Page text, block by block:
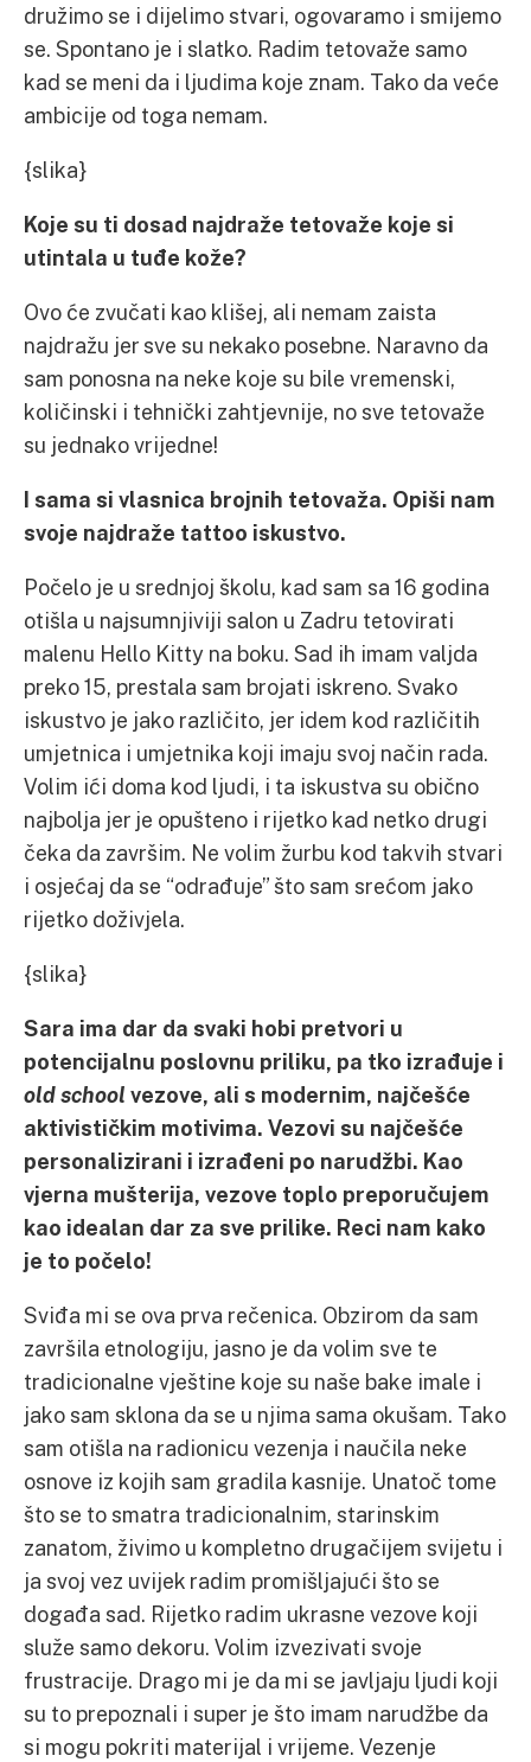
družimo se i dijelimo stvari, ogovaramo i smijemo
se. Spontano je i slatko. Radim tetovaže samo
kad se meni da i ljudima koje znam. Tako da veće
ambicije od toga nemam.
{slika}
Koje su ti dosad najdraže tetovaže koje si
utintala u tuđe kože?
Ovo će zvučati kao klišej, ali nemam zaista
najdražu jer sve su nekako posebne. Naravno da
sam ponosna na neke koje su bile vremenski,
količinski i tehnički zahtjevnije, no sve tetovaže
su jednako vrijedne!
I sama si vlasnica brojnih tetovaža. Opiši nam
svoje najdraže tattoo iskustvo.
Počelo je u srednjoj školu, kad sam sa 16 godina
otišla u najsumnjiviji salon u Zadru tetovirati
malenu Hello Kitty na boku. Sad ih imam valjda
preko 15, prestala sam brojati iskreno. Svako
iskustvo je jako različito, jer idem kod različitih
umjetnica i umjetnika koji imaju svoj način rada.
Volim ići doma kod ljudi, i ta iskustva su obično
najbolja jer je opušteno i rijetko kad netko drugi
čeka da završim. Ne volim žurbu kod takvih stvari
i osjećaj da se “odrađuje” što sam srećom jako
rijetko doživjela.
{slika}
Sara ima dar da svaki hobi pretvori u
potencijalnu poslovnu priliku, pa tko izrađuje i
old school vezove, ali s modernim, najčešće
aktivističkim motivima. Vezovi su najčešće
personalizirani i izrađeni po narudžbi. Kao
vjerna mušterija, vezove toplo preporučujem
kao idealan dar za sve prilike. Reci nam kako
je to počelo!
Sviđa mi se ova prva rečenica. Obzirom da sam
završila etnologiju, jasno je da volim sve te
tradicionalne vještine koje su naše bake imale i
jako sam sklona da se u njima sama okušam. Tako
sam otišla na radionicu vezenja i naučila neke
osnove iz kojih sam gradila kasnije. Unatoč tome
što se to smatra tradicionalnim, starinskim
zanatom, živimo u kompletno drugačijem svijetu i
ja svoj vez uvijek radim promišljajući što se
događa sad. Rijetko radim ukrasne vezove koji
služe samo dekoru. Volim izvezivati svoje
frustracije. Drago mi je da mi se javljaju ljudi koji
su to prepoznali i super je što imam narudžbe da
si mogu pokriti materijal i vrijeme. Vezenje